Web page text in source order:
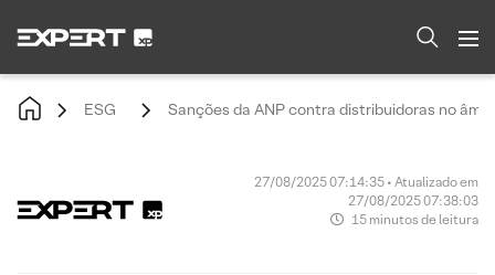
ESG Sanções da ANP contra distribuidoras no
27/08/2025 07:14:35 • Atualizado em
27/08/2025 07:38:03
15 minutos de leitura